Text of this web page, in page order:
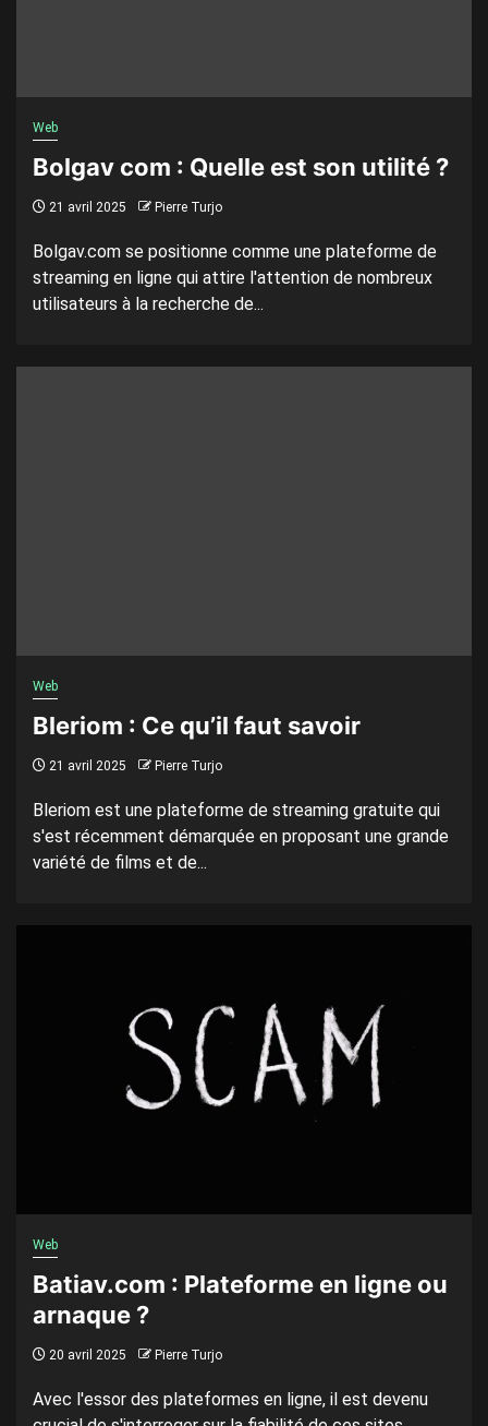
Web
Bolgav com : Quelle est son utilité ?
21 avril 2025 Pierre Turjo
Bolgav.com se positionne comme une plateforme de
streaming en ligne qui attire l'attention de nombreux
utilisateurs à la recherche de...
Web
Bleriom : Ce qu’il faut savoir
21 avril 2025 Pierre Turjo
Bleriom est une plateforme de streaming gratuite qui
s'est récemment démarquée en proposant une grande
variété de films et de...
Web
Batiav.com : Plateforme en ligne ou
arnaque ?
20 avril 2025 Pierre Turjo
Avec l'essor des plateformes en ligne, il est devenu